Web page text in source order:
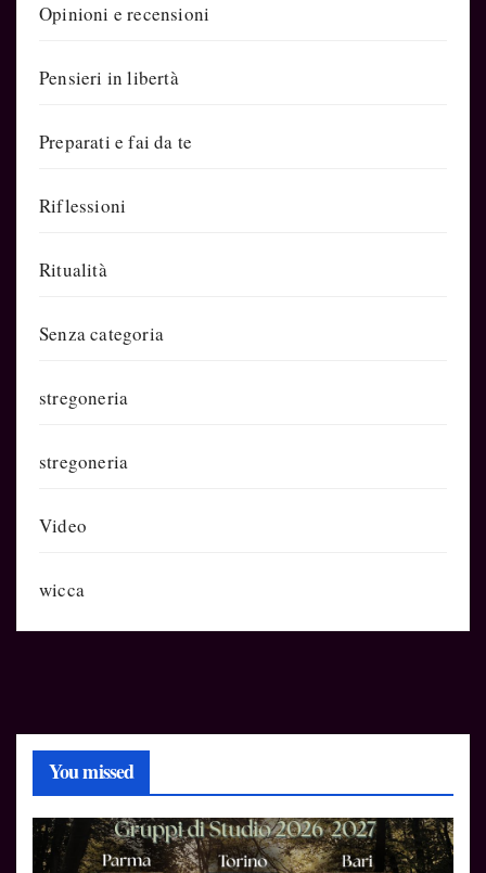
Opinioni e recensioni
Pensieri in libertà
Preparati e fai da te
Riflessioni
Ritualità
Senza categoria
stregoneria
stregoneria
Video
wicca
You missed